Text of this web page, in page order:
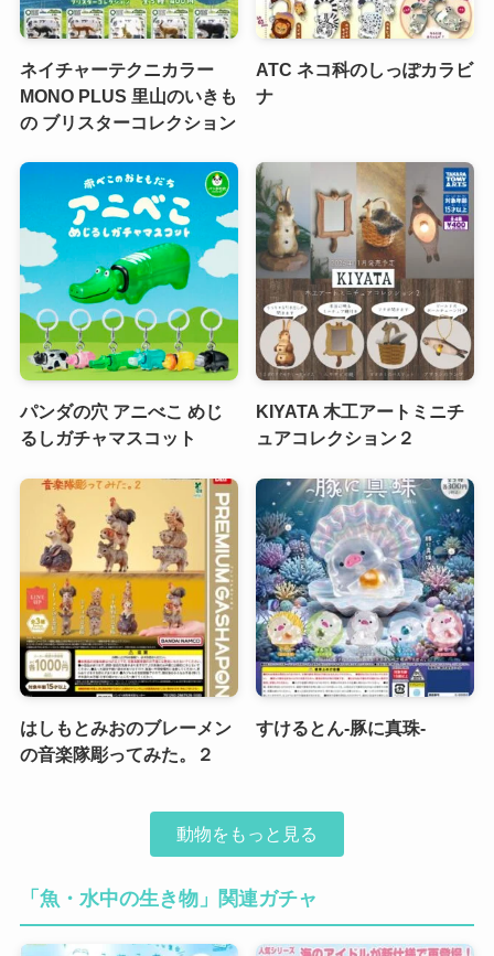
ネイチャーテクニカラー
MONO PLUS 里山のいきも
の ブリスターコレクション
ATC ネコ科のしっぽカラビ
ナ
パンダの穴 アニべこ めじ
るしガチャマスコット
KIYATA 木工アートミニチ
ュアコレクション２
はしもとみおのブレーメン
の音楽隊彫ってみた。２
すけるとん-豚に真珠-
動物をもっと見る
「魚・水中の生き物」関連ガチャ